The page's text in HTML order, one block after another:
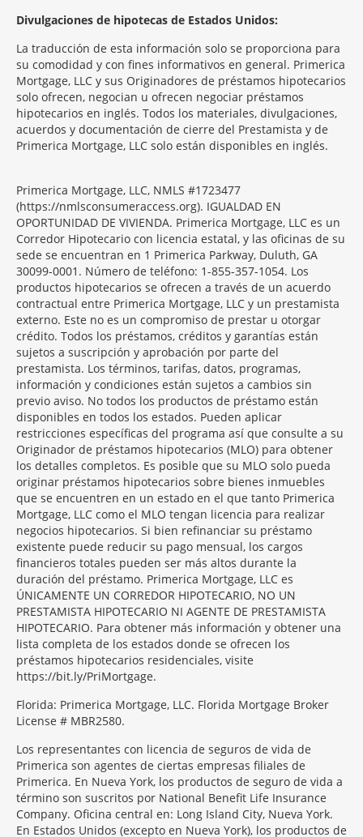
Morgage
Section
Divulgaciones de hipotecas de Estados Unidos:
La traducción de esta información solo se proporciona para
su comodidad y con fines informativos en general. Primerica
Mortgage, LLC y sus Originadores de préstamos hipotecarios
solo ofrecen, negocian u ofrecen negociar préstamos
hipotecarios en inglés. Todos los materiales, divulgaciones,
acuerdos y documentación de cierre del Prestamista y de
Primerica Mortgage, LLC solo están disponibles en inglés.
Primerica Mortgage, LLC, NMLS #1723477
(https://nmlsconsumeraccess.org). IGUALDAD EN
OPORTUNIDAD DE VIVIENDA. Primerica Mortgage, LLC es un
Corredor Hipotecario con licencia estatal, y las oficinas de su
sede se encuentran en 1 Primerica Parkway, Duluth, GA
30099-0001. Número de teléfono: 1-855-357-1054. Los
productos hipotecarios se ofrecen a través de un acuerdo
contractual entre Primerica Mortgage, LLC y un prestamista
externo. Este no es un compromiso de prestar u otorgar
crédito. Todos los préstamos, créditos y garantías están
sujetos a suscripción y aprobación por parte del
prestamista. Los términos, tarifas, datos, programas,
información y condiciones están sujetos a cambios sin
previo aviso. No todos los productos de préstamo están
disponibles en todos los estados. Pueden aplicar
restricciones específicas del programa así que consulte a su
Originador de préstamos hipotecarios (MLO) para obtener
los detalles completos. Es posible que su MLO solo pueda
originar préstamos hipotecarios sobre bienes inmuebles
que se encuentren en un estado en el que tanto Primerica
Mortgage, LLC como el MLO tengan licencia para realizar
negocios hipotecarios. Si bien refinanciar su préstamo
existente puede reducir su pago mensual, los cargos
financieros totales pueden ser más altos durante la
duración del préstamo. Primerica Mortgage, LLC es
ÚNICAMENTE UN CORREDOR HIPOTECARIO, NO UN
PRESTAMISTA HIPOTECARIO NI AGENTE DE PRESTAMISTA
HIPOTECARIO. Para obtener más información y obtener una
lista completa de los estados donde se ofrecen los
préstamos hipotecarios residenciales, visite
https://bit.ly/PriMortgage.
Florida: Primerica Mortgage, LLC. Florida Mortgage Broker
License # MBR2580.
Los representantes con licencia de seguros de vida de
Primerica son agentes de ciertas empresas filiales de
Primerica. En Nueva York, los productos de seguro de vida a
término son suscritos por National Benefit Life Insurance
Company. Oficina central en: Long Island City, Nueva York.
En Estados Unidos (excepto en Nueva York), los productos de